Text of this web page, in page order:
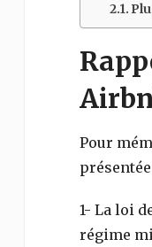
Pour
1- La loi
régime